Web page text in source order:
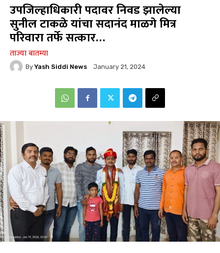
उपजिल्हाधिकारी पदावर निवड झालेल्या
सुनील टाकळे यांचा सदानंद माळगे मित्र
परिवारा तर्फे सत्कार…
ताज्या बातम्या
By Yash Siddi News January 21, 2024